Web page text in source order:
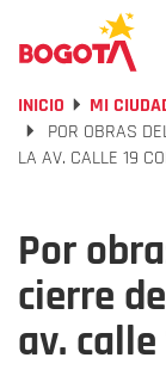
INICIO MI
POR OBRAS
LA AV. CALLE 19
Por
cierre
av. calle